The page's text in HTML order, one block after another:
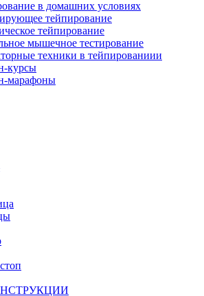
в домашних условиях
тейпирование
тейпирование
мышечное тестирование
техники в тейпированиии
курсы
марафоны